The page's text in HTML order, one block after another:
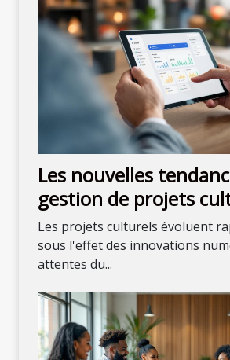
Les nouvelles
gestion de projets
Les projets culturels évoluent
sous l'effet des innovations
attentes du...